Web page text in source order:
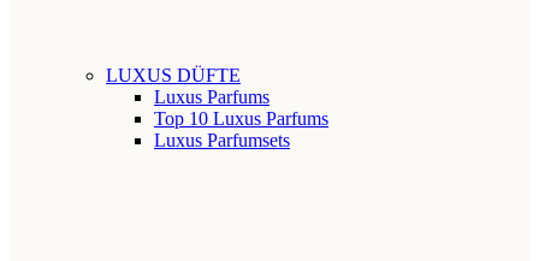
LUXUS DÜFTE
Luxus Parfums
Top 10 Luxus Parfums
Luxus Parfumsets